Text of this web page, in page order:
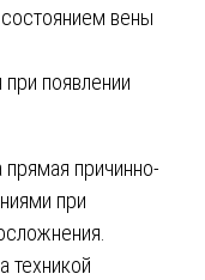
состоянием вены
появлении
прямая причинно-
при
техникой